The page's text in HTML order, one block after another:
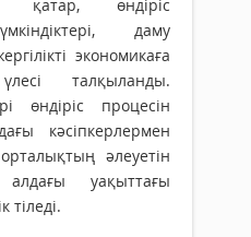
қатар, өндіріс
даму
экономикаға
талқыланды.
өндіріс процесін
кәсіпкерлермен
әлеуетін
уақыттағы
тіледі.